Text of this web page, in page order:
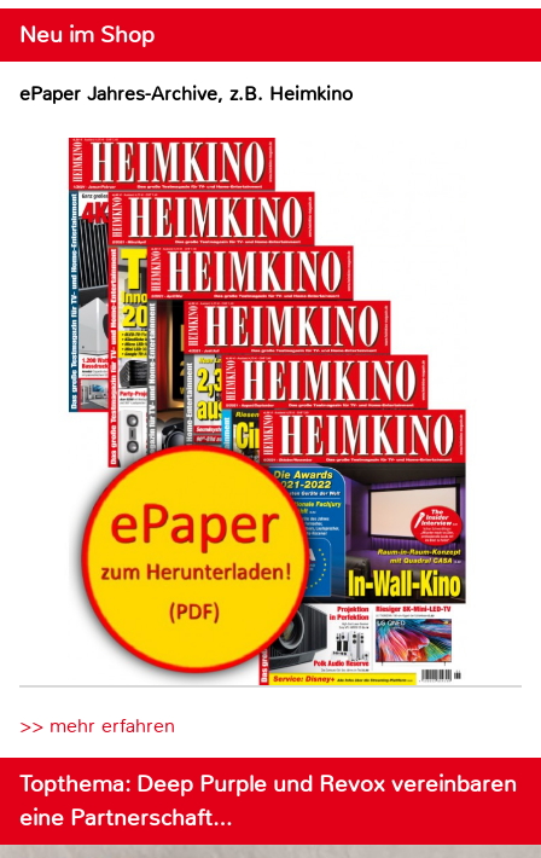
Neu im Shop
ePaper Jahres-Archive, z.B. Heimkino
>> mehr erfahren
Topthema: Deep Purple und Revox vereinbaren
eine Partnerschaft…